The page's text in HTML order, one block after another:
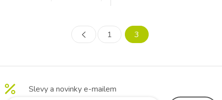
pohodlím. S kočárkem
SCOUT si užijete více
svobody při každodenních
výletech. Skládací korbičku
kočárku, čímž ušet
ikonický model je pravou
vlajkovou lodí nabídky
kočárků Petite&Mars, navržen
rodinná dobrodružství od
1 3
Slevy a novinky e-mailem